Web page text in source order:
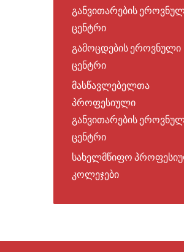
განვითარების
ცენტრი
გამოცდების ეროვნული
ცენტრი
მასწავლებელთა
პროფესიული
განვითარების
ცენტრი
სახელმწიფო
კოლეჯები